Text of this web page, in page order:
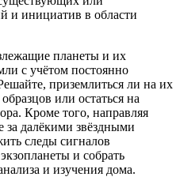
и инициатив в области
планеты и их
с учётом постоянно
приземлиться ли на их
или остаться на
Кроме того, направляя
далёкими звёздными
следы сигналов
и собрать
и изучения дома.